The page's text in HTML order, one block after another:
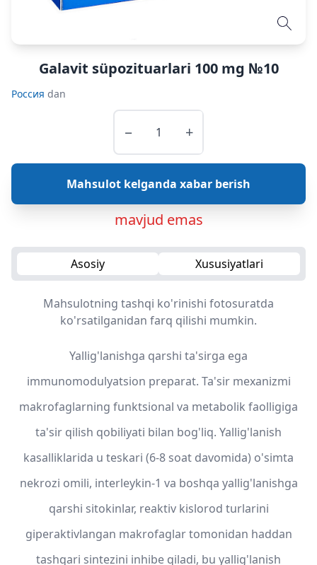
Galavit süpozituarlari 100 mg №10
Россия dan
− +
Mahsulot kelganda xabar berish
mavjud emas
Asosiy Xususiyatlari
Mahsulotning tashqi ko'rinishi fotosuratda
ko'rsatilganidan farq qilishi mumkin.
Yallig'lanishga qarshi ta'sirga ega
immunomodulyatsion preparat. Ta'sir mexanizmi
makrofaglarning funktsional va metabolik faolligiga
ta'sir qilish qobiliyati bilan bog'liq. Yallig'lanish
kasalliklarida u teskari (6-8 soat davomida) o'simta
nekrozi omili, interleykin-1 va boshqa yallig'lanishga
qarshi sitokinlar, reaktiv kislorod turlarini
giperaktivlangan makrofaglar tomonidan haddan
tashqari sintezini inhibe qiladi, bu yallig'lanish